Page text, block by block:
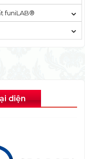
funiLAB®
diện